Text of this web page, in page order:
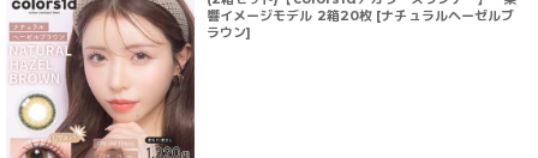
響イメージモデル 2箱20枚 [ナチュラルヘーゼルブ
ラウン]